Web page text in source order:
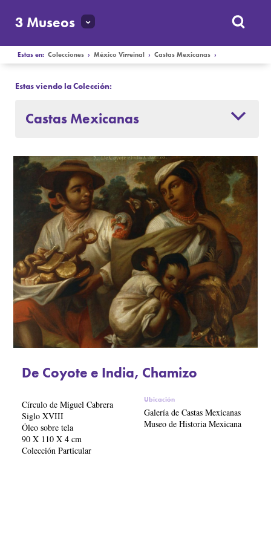
3 Museos
Estas en:Colecciones ›México Virreinal ›Castas Mexicanas ›
Estas viendo la Colección:
Castas Mexicanas
De Coyote e India, Chamizo
Círculo de Miguel Cabrera
Siglo XVIII
Óleo sobre tela
90 X 110 X 4 cm
Colección Particular
Ubicación
Galería de Castas Mexicanas
Museo de Historia Mexicana